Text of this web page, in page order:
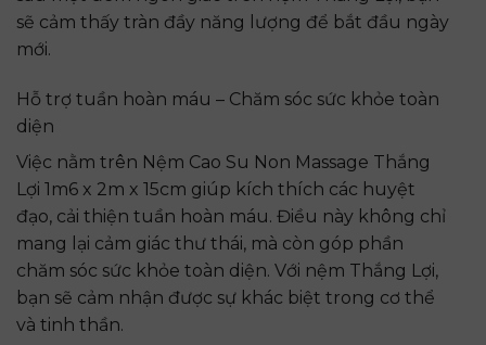
sẽ cảm thấy tràn đầy năng lượng để bắt đầu ngày
mới.
Hỗ trợ tuần hoàn máu – Chăm sóc sức khỏe toàn
diện
Việc nằm trên Nệm Cao Su Non Massage Thắng
Lợi 1m6 x 2m x 15cm giúp kích thích các huyệt
đạo, cải thiện tuần hoàn máu. Điều này không chỉ
mang lại cảm giác thư thái, mà còn góp phần
chăm sóc sức khỏe toàn diện. Với nệm Thắng Lợi,
bạn sẽ cảm nhận được sự khác biệt trong cơ thể
và tinh thần.